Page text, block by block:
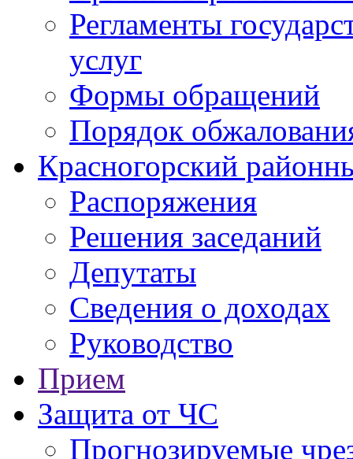
Регламенты
услуг
Формы обращений
Порядок
Красногорский
Распоряжения
Решения заседаний
Депутаты
Сведения о доходах
Руководство
Прием
Защита от ЧС
Прогнозируемые